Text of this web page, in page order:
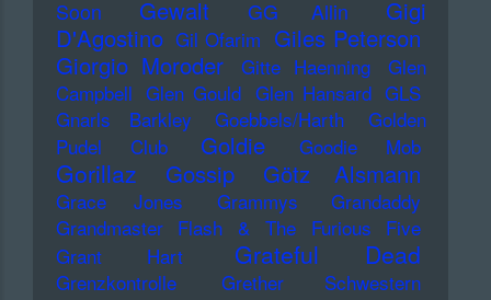
Soon
Gewalt GG Allin
Gigi
D'Agostino Gil Ofarim Giles Peterson
Giorgio Moroder
Gitte Haenning
Glen
Campbell Glen Gould Glen Hansard GLS
Gnarls Barkley
Goebbels/Harth
Golden
Pudel Club
Goldie Goodie Mob
Gorillaz Gossip Götz Alsmann
Grace Jones Grammys
Grandaddy
Grandmaster Flash & The Furious Five
Grant Hart
Grateful Dead
Grenzkontrolle Grether Schwestern